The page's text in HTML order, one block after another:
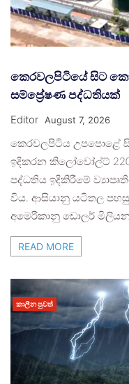
කෙරවලපිටියේ සිට
සම්ප්‍රේෂණ පද්ධතියක්
Editor August 7, 2026
කෙරවලපිටිය උපපොළේ
ඉදිකරන කිලෝවෝල්ට්
පද්ධතිය ඉදිකිරීමේ
විය. ආසියානු යටිතල
අමෙරිකානු ඩොලර්
READ MORE
කාලීන පුවත්